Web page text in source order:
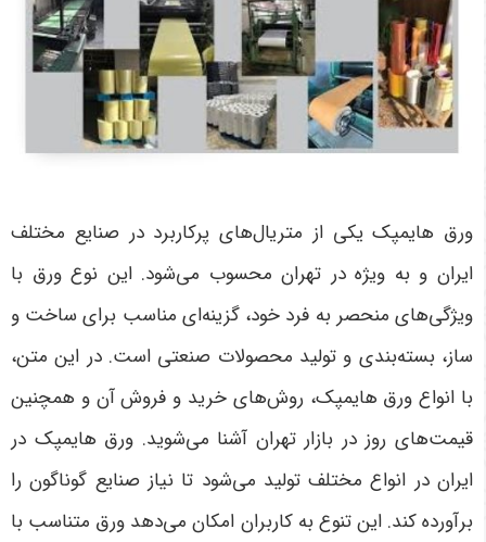
ورق هایمپک یکی از متریال‌های پرکاربرد در صنایع مختلف
ایران و به ویژه در تهران محسوب می‌شود. این نوع ورق با
ویژگی‌های منحصر به فرد خود، گزینه‌ای مناسب برای ساخت و
ساز، بسته‌بندی و تولید محصولات صنعتی است. در این متن،
با انواع ورق هایمپک، روش‌های خرید و فروش آن و همچنین
قیمت‌های روز در بازار تهران آشنا می‌شوید. ورق هایمپک در
ایران در انواع مختلف تولید می‌شود تا نیاز صنایع گوناگون را
برآورده کند. این تنوع به کاربران امکان می‌دهد ورق متناسب با